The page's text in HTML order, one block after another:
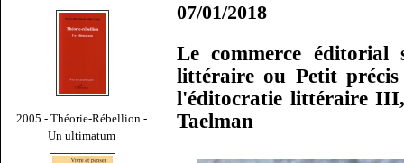
2005 - Théorie-Rébellion -
Un ultimatum
07/01/2018
Le commerce
littéraire ou Petit
l'éditocratie littéraire
Taelman